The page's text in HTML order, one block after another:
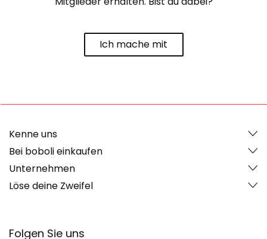
Ich mache mit
Folgen Sie uns
Kenne uns
Bei boboli einkaufen
Unternehmen
Löse deine Zweifel